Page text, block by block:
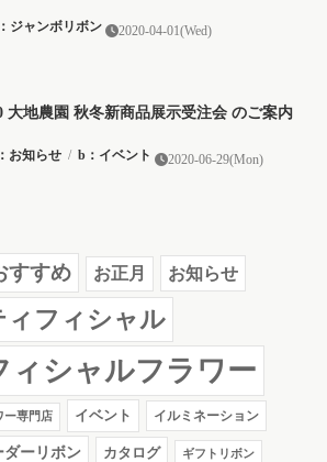
2020-04-01(Wed)
ジャンボリボン
大地農園 秋冬新商品展示受注会 のご案内
2020-06-29(Mon)
お知らせ / b：イベント
すすめ お正月 お知らせ
ィフィシャル
ィシャルフラワー
ー専門店 イベント イルミネーション
ダーリボン カタログ ギフトリボン